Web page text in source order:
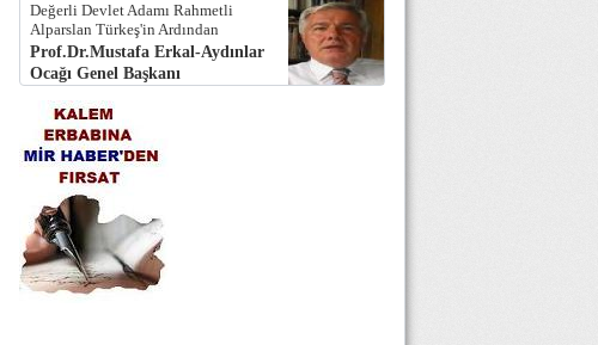
Değerli Devlet Adamı Rahmetli
Alparslan Türkeş'in Ardından
Prof.Dr.Mustafa Erkal-Aydınlar
Ocağı Genel Başkanı